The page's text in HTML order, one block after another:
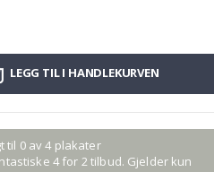
LEGG TIL I HANDLEKURVEN
til 0 av 4 plakater
4 for 2 tilbud. Gjelder kun